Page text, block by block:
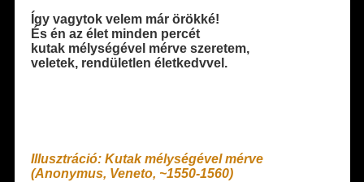
Így vagytok velem már örökké!
És én az élet minden percét
kutak mélységével mérve szeretem,
veletek, rendületlen életkedvvel.
Illusztráció: Kutak mélységével mérve
(Anonymus, Veneto, ~1550-1560)